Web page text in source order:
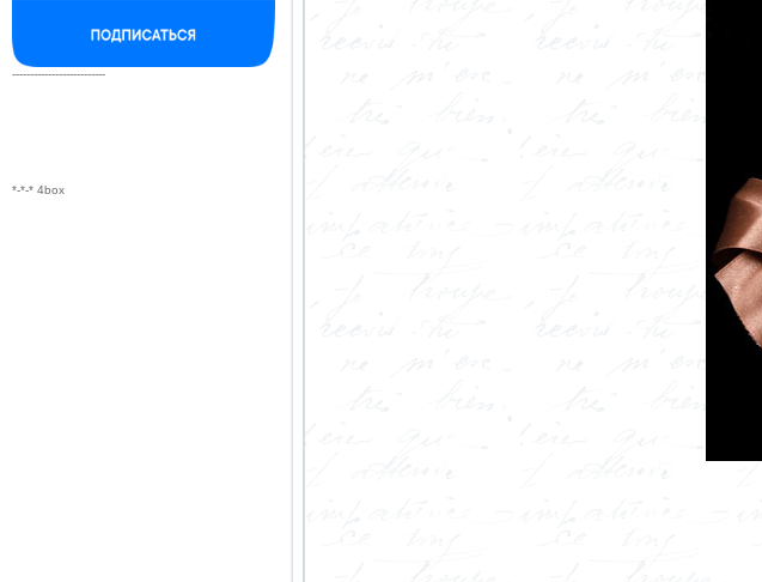
--------------------------
*-*-* 4box